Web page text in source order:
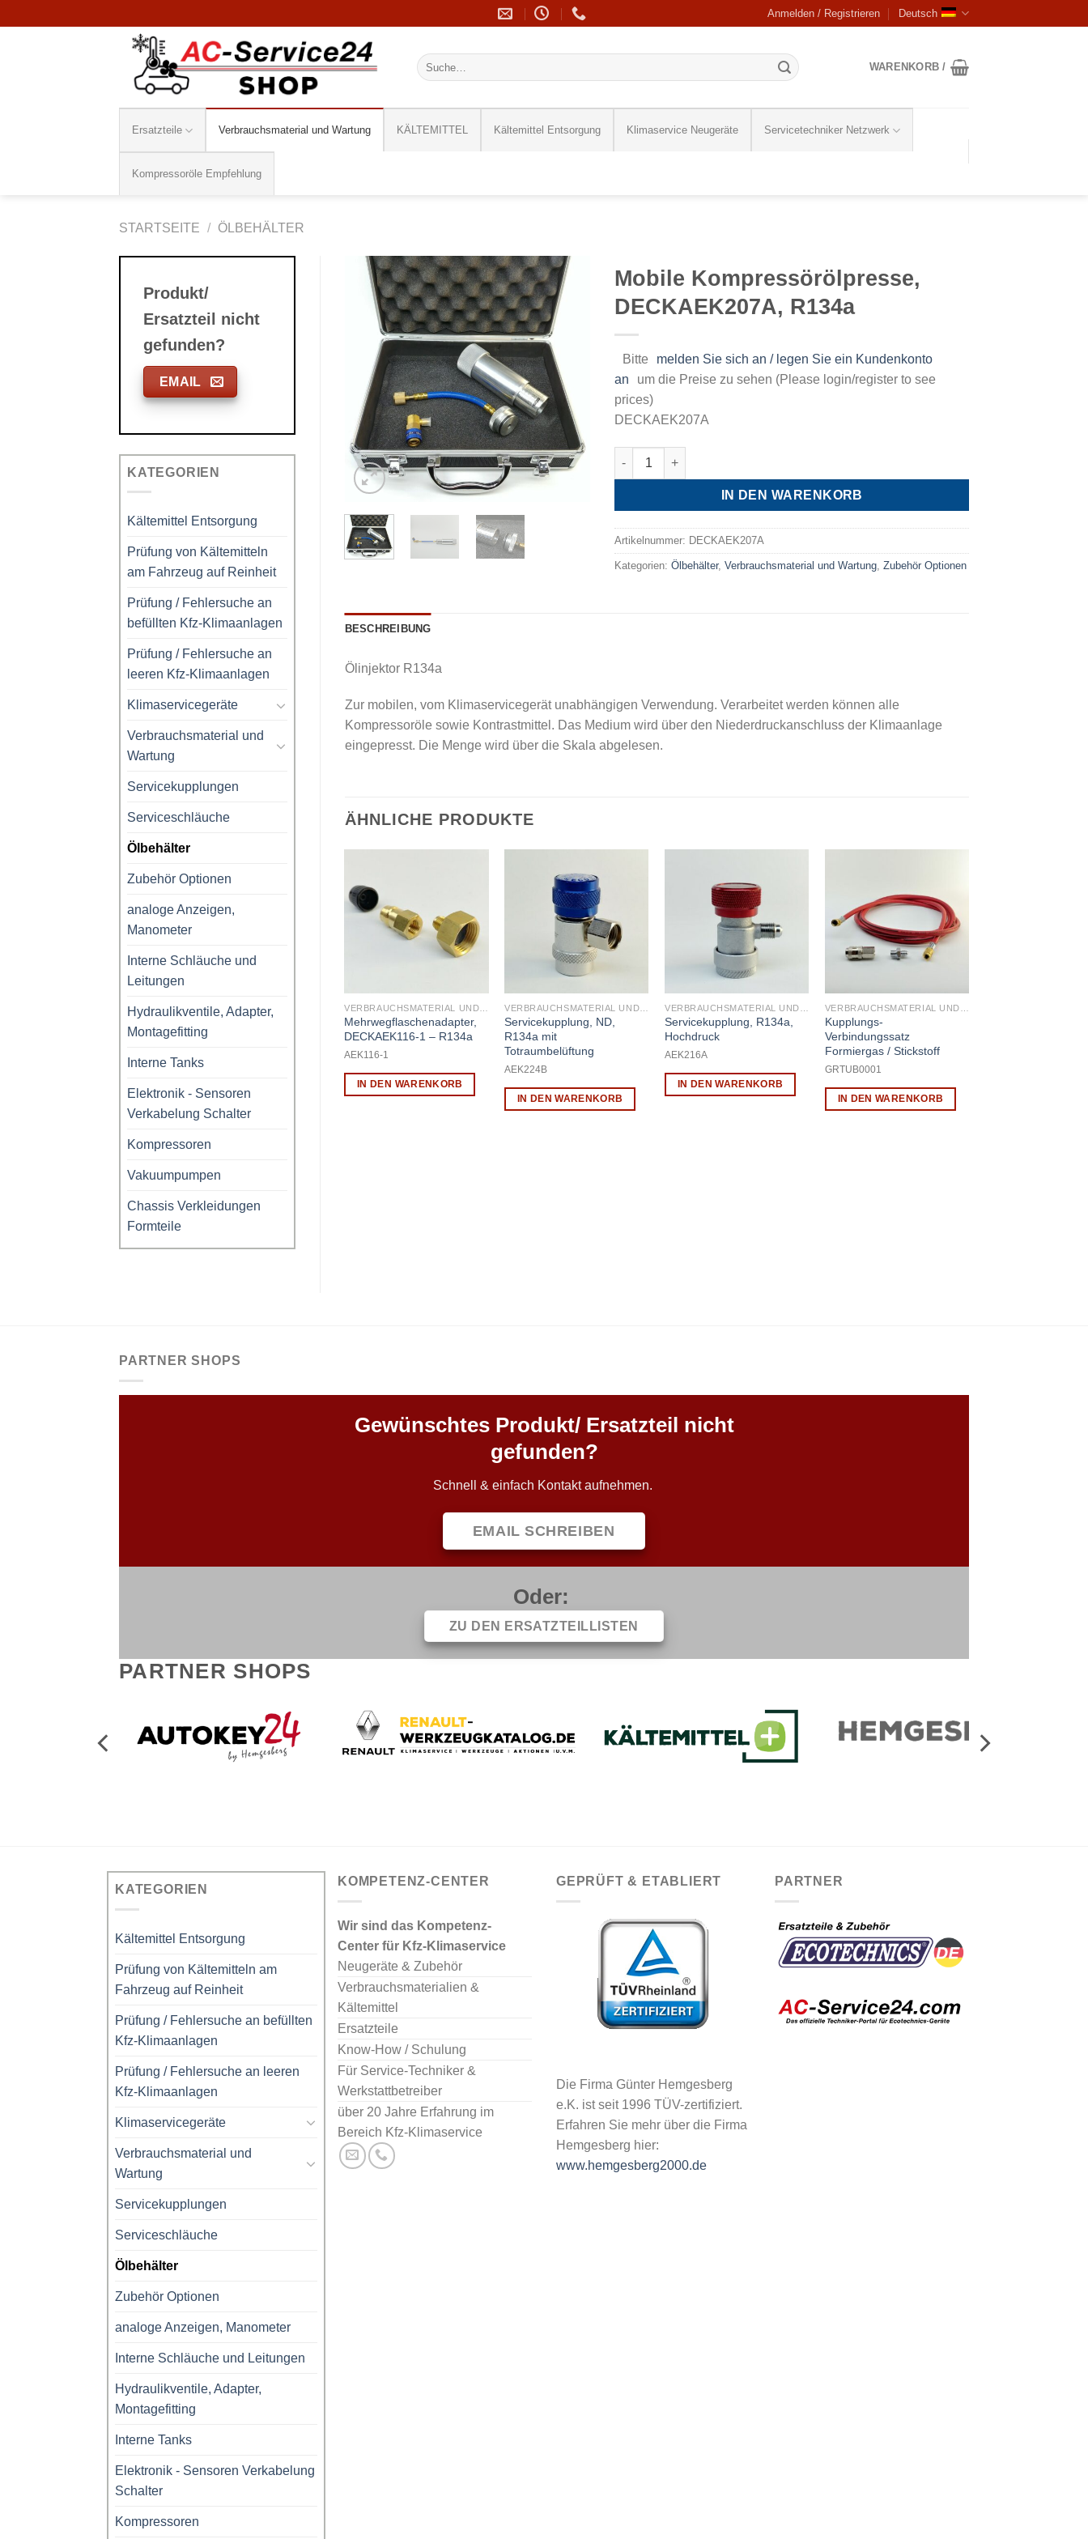
Inhalt
Anmelden / Registrieren Deutsch
Suche
nach:
WARENKORB /
Ersatzteile Verbrauchsmaterial und Wartung KÄLTEMITTEL Kältemittel Entsorgung Klimaservice Neugeräte Servicetechniker Netzwerk
Kompressoröle Empfehlung
STARTSEITE / ÖLBEHÄLTER
Produkt/
Ersatzteil nicht
gefunden?
EMAIL
KATEGORIEN
Kältemittel Entsorgung
Prüfung von Kältemitteln
am Fahrzeug auf Reinheit
Prüfung / Fehlersuche an
befüllten Kfz-Klimaanlagen
Prüfung / Fehlersuche an
leeren Kfz-Klimaanlagen
Klimaservicegeräte
Verbrauchsmaterial und
Wartung
Servicekupplungen
Serviceschläuche
Ölbehälter
Zubehör Optionen
analoge Anzeigen,
Manometer
Interne Schläuche und
Leitungen
Hydraulikventile, Adapter,
Montagefitting
Interne Tanks
Elektronik - Sensoren
Verkabelung Schalter
Kompressoren
Vakuumpumpen
Chassis Verkleidungen
Formteile
Mobile Kompressörölpresse,
DECKAEK207A, R134a
Bitte
melden Sie sich an / legen Sie ein Kundenkonto
an
um die Preise zu sehen (Please login/register to see
prices)
DECKAEK207A
Mobile Kompressörölpresse, DECKAEK207A, R134a Menge
IN DEN WARENKORB
Artikelnummer: DECKAEK207A
Kategorien:Ölbehälter,Verbrauchsmaterial und Wartung ,Zubehör Optionen
BESCHREIBUNG
Ölinjektor R134a
Zur mobilen, vom Klimaservicegerät unabhängigen Verwendung. Verarbeitet werden können alle
Kompressoröle sowie Kontrastmittel. Das Medium wird über den Niederdruckanschluss der Klimaanlage
eingepresst. Die Menge wird über die Skala abgelesen.
ÄHNLICHE PRODUKTE
Mehrwegflaschenadapter,
DECKAEK116-1 – R134a
AEK116-1
IN DEN WARENKORB
Servicekupplung, ND,
R134a mit
Totraumbelüftung
AEK224B
IN DEN WARENKORB
Servicekupplung, R134a,
Hochdruck
AEK216A
IN DEN WARENKORB
Kupplungs-
Verbindungssatz
Formiergas / Stickstoff
GRTUB0001
IN DEN WARENKORB
VERBRAUCHSMATERIAL UND WARTUNG
Gasanalyse HFO1234yf
ÖLBEHÄLTER
Behälter, Flasche für
Kontrastmittel, 250ml
PARTNER SHOPS
Gewünschtes Produkt/ Ersatzteil nicht
gefunden?
Schnell & einfach Kontakt aufnehmen.
EMAIL SCHREIBEN
Oder:
ZU DEN ERSATZTEILLISTEN
PARTNER SHOPS
KATEGORIEN
Kältemittel Entsorgung
Prüfung von Kältemitteln am
Fahrzeug auf Reinheit
Prüfung / Fehlersuche an befüllten
Kfz-Klimaanlagen
Prüfung / Fehlersuche an leeren
Kfz-Klimaanlagen
Klimaservicegeräte
Verbrauchsmaterial und
Wartung
Servicekupplungen
Serviceschläuche
Ölbehälter
Zubehör Optionen
analoge Anzeigen, Manometer
Interne Schläuche und Leitungen
Hydraulikventile, Adapter,
Montagefitting
Interne Tanks
Elektronik - Sensoren Verkabelung
Schalter
Kompressoren
KOMPETENZ-CENTER
Wir sind das Kompetenz-
Center für Kfz-Klimaservice
Neugeräte & Zubehör
Verbrauchsmaterialien &
Kältemittel
Ersatzteile
Know-How / Schulung
Für Service-Techniker &
Werkstattbetreiber
über 20 Jahre Erfahrung im
Bereich Kfz-Klimaservice
GEPRÜFT & ETABLIERT
Die Firma Günter Hemgesberg
e.K. ist seit 1996 TÜV-zertifiziert.
Erfahren Sie mehr über die Firma
Hemgesberg hier:
www.hemgesberg2000.de
PARTNER